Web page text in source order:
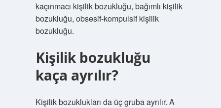
kaçınmacı kişilik bozukluğu, bağımlı kişilik
bozukluğu, obsesif-kompulsif kişilik
bozukluğu.
Kişilik bozukluğu
kaça ayrılır?
Kişilik bozuklukları da üç gruba ayrılır. A